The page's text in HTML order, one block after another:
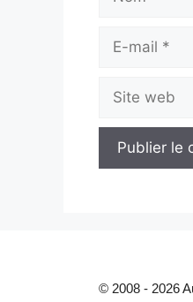
web
© 2008 - 2026